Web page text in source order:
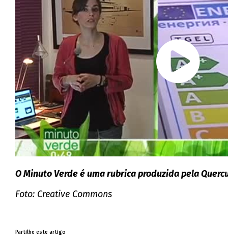
O Minuto Verde é uma rubrica produzida pela
Foto: Creative Commons
Partilhe este artigo